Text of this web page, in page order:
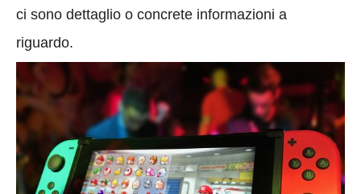
ci sono dettaglio o concrete informazioni a
riguardo.